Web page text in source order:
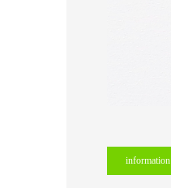
information